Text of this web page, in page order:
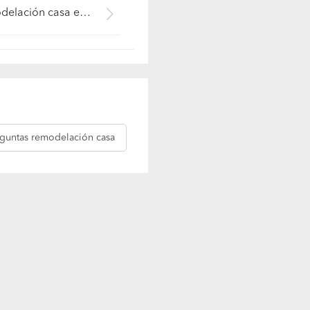
Remodelación casa en Chillán Viejo (Región VIII Biobío - Ñuble)
remodelación casa